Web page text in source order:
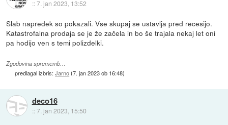
::7. jan 2023, 13:52
Slab napredek so pokazali. Vse skupaj se ustavlja pred recesijo.
Katastrofalna prodaja se je že začela in bo še trajala nekaj let oni
pa hodijo ven s temi polizdelki.
Zgodovina sprememb…
predlagal izbris:Jarno(7. jan 2023 ob 16:48)
deco16
::7. jan 2023, 15:50